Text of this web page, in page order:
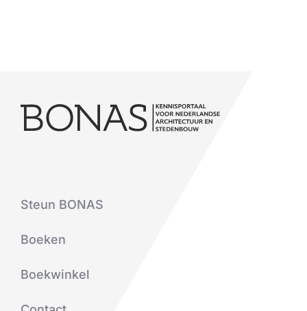
Steun BONAS
Boeken
Boekwinkel